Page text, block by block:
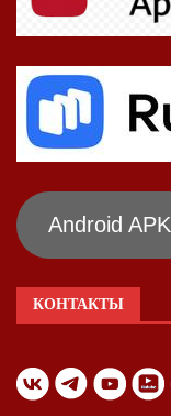
Android APK
КОНТАКТЫ